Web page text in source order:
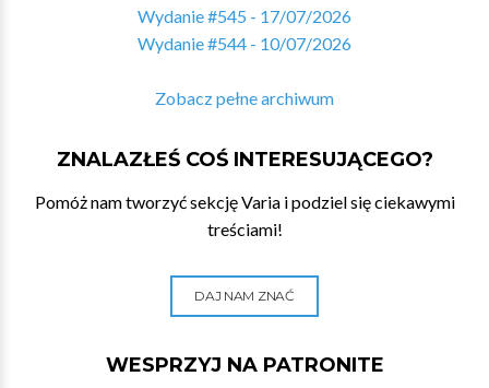
Wydanie #545 - 17/07/2026
Wydanie #544 - 10/07/2026
Zobacz pełne archiwum
ZNALAZŁEŚ COŚ INTERESUJĄCEGO?
Pomóż nam tworzyć sekcję Varia i podziel się ciekawymi
treściami!
DAJ NAM ZNAĆ
WESPRZYJ NA PATRONITE